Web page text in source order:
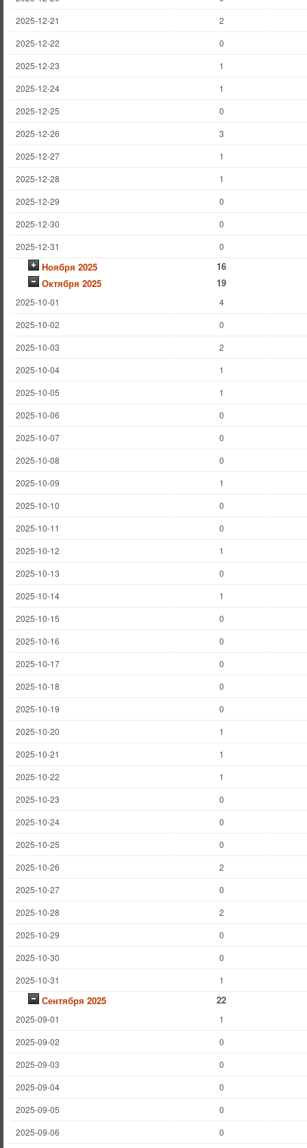
2025-12-21
2
2025-12-22
0
2025-12-23
1
2025-12-24
1
2025-12-25
0
2025-12-26
3
2025-12-27
1
2025-12-28
1
2025-12-29
0
2025-12-30
0
2025-12-31
0
Ноября 2025
16
Октября 2025
19
2025-10-01
4
2025-10-02
0
2025-10-03
2
2025-10-04
1
2025-10-05
1
2025-10-06
0
2025-10-07
0
2025-10-08
0
2025-10-09
1
2025-10-10
0
2025-10-11
0
2025-10-12
1
2025-10-13
0
2025-10-14
1
2025-10-15
0
2025-10-16
0
2025-10-17
0
2025-10-18
0
2025-10-19
0
2025-10-20
1
2025-10-21
1
2025-10-22
1
2025-10-23
0
2025-10-24
0
2025-10-25
0
2025-10-26
2
2025-10-27
0
2025-10-28
2
2025-10-29
0
2025-10-30
0
2025-10-31
1
Сентября 2025 22
2025-09-01
1
2025-09-02
0
2025-09-03
0
2025-09-04
0
2025-09-05
0
2025-09-06
0